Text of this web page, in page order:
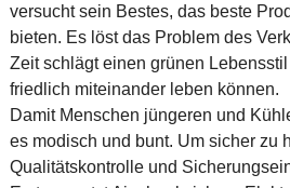
versucht sein Bestes, das beste
bieten. Es löst das Problem des
Zeit schlägt einen grünen
friedlich miteinander leben können.
Damit Menschen jüngeren und
es modisch und bunt. Um sicher zu
Qualitätskontrolle und